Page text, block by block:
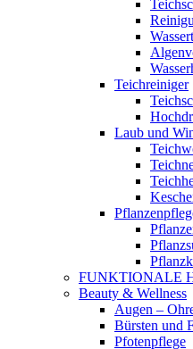
Teichreiniger
Laub und
FUNKTIONALE
Beauty & Wellness
Augen –
Bürsten und
Pfotenpflege